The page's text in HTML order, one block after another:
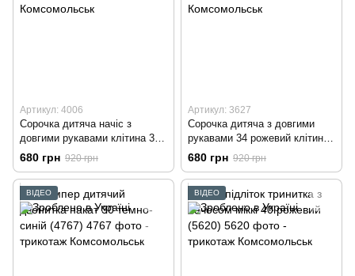
Артикул: 4006
Сорочка дитяча начіс з
довгими рукавами клітина 36
червоний (4006)
680 грн 920 грн
Артикул: 3627
Сорочка дитяча з довгими
рукавами 34 рожевий клітина
(3627)
680 грн 920 грн
ВІДЕО ВІДЕО